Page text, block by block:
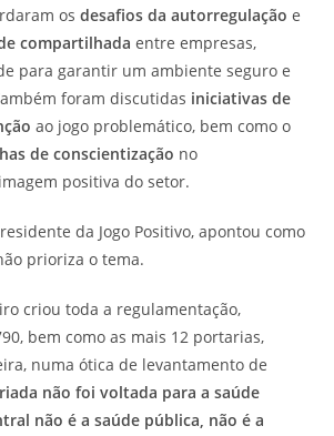
osdesafios da autorregulação e
compartilhada entre empresas,
para garantir um ambiente seguro e
foram discutidas iniciativas de
ao jogo problemático, bem como o
de conscientização no
positiva do setor.
da Jogo Positivo, apontou como
prioriza o tema.
criou toda a regulamentação,
bem como as mais 12 portarias,
numa ótica de levantamento de
não foi voltada para a saúde
não é a saúde pública, não é a